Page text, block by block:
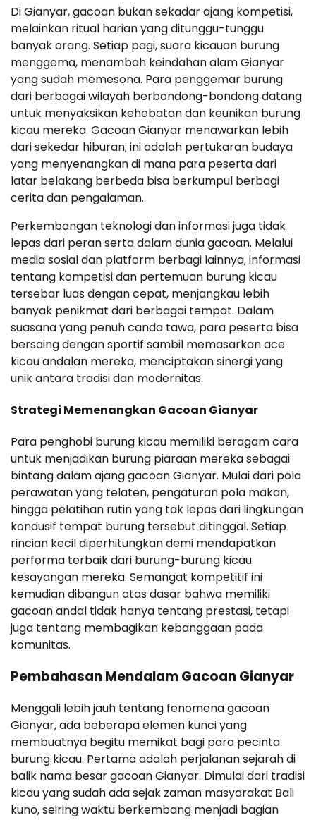
Di Gianyar, gacoan bukan sekadar ajang kompetisi,
melainkan ritual harian yang ditunggu-tunggu
banyak orang. Setiap pagi, suara kicauan burung
menggema, menambah keindahan alam Gianyar
yang sudah memesona. Para penggemar burung
dari berbagai wilayah berbondong-bondong datang
untuk menyaksikan kehebatan dan keunikan burung
kicau mereka. Gacoan Gianyar menawarkan lebih
dari sekedar hiburan; ini adalah pertukaran budaya
yang menyenangkan di mana para peserta dari
latar belakang berbeda bisa berkumpul berbagi
cerita dan pengalaman.
Perkembangan teknologi dan informasi juga tidak
lepas dari peran serta dalam dunia gacoan. Melalui
media sosial dan platform berbagi lainnya, informasi
tentang kompetisi dan pertemuan burung kicau
tersebar luas dengan cepat, menjangkau lebih
banyak penikmat dari berbagai tempat. Dalam
suasana yang penuh canda tawa, para peserta bisa
bersaing dengan sportif sambil memasarkan ace
kicau andalan mereka, menciptakan sinergi yang
unik antara tradisi dan modernitas.
Strategi Memenangkan Gacoan Gianyar
Para penghobi burung kicau memiliki beragam cara
untuk menjadikan burung piaraan mereka sebagai
bintang dalam ajang gacoan Gianyar. Mulai dari pola
perawatan yang telaten, pengaturan pola makan,
hingga pelatihan rutin yang tak lepas dari lingkungan
kondusif tempat burung tersebut ditinggal. Setiap
rincian kecil diperhitungkan demi mendapatkan
performa terbaik dari burung-burung kicau
kesayangan mereka. Semangat kompetitif ini
kemudian dibangun atas dasar bahwa memiliki
gacoan andal tidak hanya tentang prestasi, tetapi
juga tentang membagikan kebanggaan pada
komunitas.
Pembahasan Mendalam Gacoan Gianyar
Menggali lebih jauh tentang fenomena gacoan
Gianyar, ada beberapa elemen kunci yang
membuatnya begitu memikat bagi para pecinta
burung kicau. Pertama adalah perjalanan sejarah di
balik nama besar gacoan Gianyar. Dimulai dari tradisi
kicau yang sudah ada sejak zaman masyarakat Bali
kuno, seiring waktu berkembang menjadi bagian